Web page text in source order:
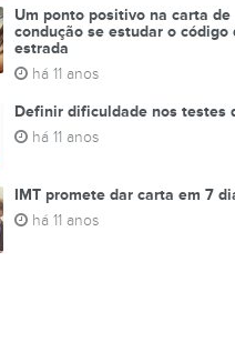
Um ponto positivo na carta de
condução se estudar o código
estrada
há 11 anos
Definir dificuldade nos testes
há 11 anos
IMT promete dar carta em 7
há 11 anos